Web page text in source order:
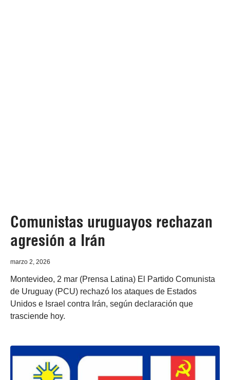
Comunistas uruguayos rechazan
agresión a Irán
marzo 2, 2026
Montevideo, 2 mar (Prensa Latina) El Partido Comunista
de Uruguay (PCU) rechazó los ataques de Estados
Unidos e Israel contra Irán, según declaración que
trasciende hoy.